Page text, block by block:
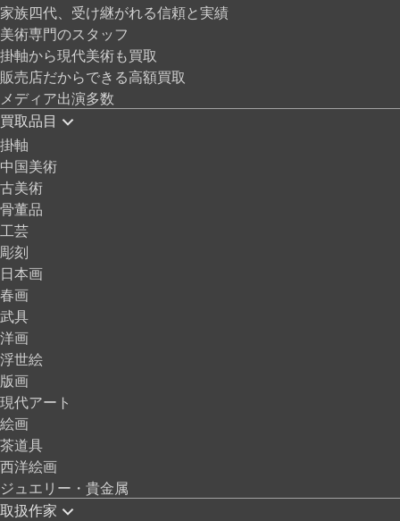
家族四代、受け継がれる信頼と実績
美術専門のスタッフ
掛軸から現代美術も買取
販売店だからできる高額買取
メディア出演多数
買取品目
掛軸
中国美術
古美術
骨董品
工芸
彫刻
日本画
春画
武具
洋画
浮世絵
版画
現代アート
絵画
茶道具
西洋絵画
ジュエリー・貴金属
取扱作家